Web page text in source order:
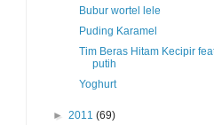
Bubur wortel lele
Puding Karamel
Tim Beras Hitam Kecipir
putih
Yoghurt
► 2011 (69)